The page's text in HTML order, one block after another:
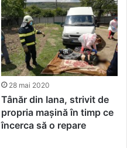
28 mai 2020
Tânăr din Iana, strivit de
propria mașină în timp ce
încerca să o repare